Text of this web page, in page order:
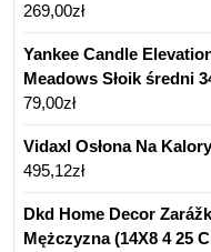
269,00zł
Yankee Candle
Meadows Słoik średni
79,00zł
Vidaxl Osłona Na
495,12zł
Dkd Home Decor
Mężczyzna (14X8 4 25